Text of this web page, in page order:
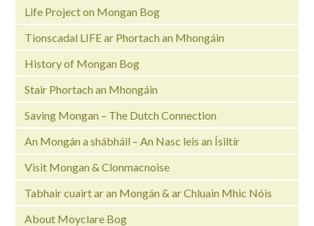
Life Project on Mongan Bog
Tionscadal LIFE ar Phortach an Mhongáin
History of Mongan Bog
Stair Phortach an Mhongáin
Saving Mongan – The Dutch Connection
An Mongán a shábháil – An Nasc leis an Ísiltír
Visit Mongan & Clonmacnoise
Tabhair cuairt ar an Mongán & ar Chluain Mhic Nóis
About Moyclare Bog